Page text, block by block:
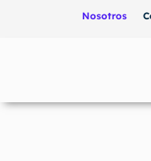
Nosotros